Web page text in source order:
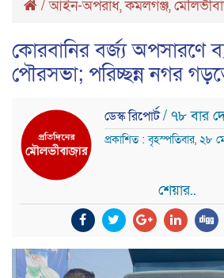
/আইন-অপরাধ,কমলগঞ্জ,
কোরবানির বর্জ্য অপসারণে
পৌরসভা; পরিচ্ছন্ন নগর
ডেস্ক রিপোর্ট/ ৭৮ বার
প্রকাশিত : বৃহস্পতিবার, ২৮
শেয়ার..